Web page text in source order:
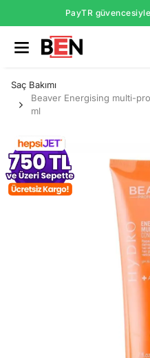
PayTR
Saç Bakımı
Beaver Energising multi-
ml